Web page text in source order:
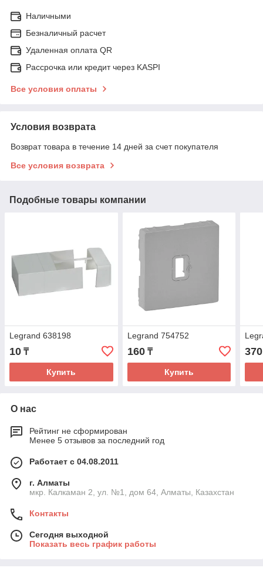
Наличными
Безналичный расчет
Удаленная оплата QR
Рассрочка или кредит через KASPI
Все условия оплаты
Условия возврата
Возврат товара в течение 14 дней за счет покупателя
Все условия возврата
Подобные товары компании
Legrand 638198
10 ₸
Купить
Legrand 754752
160₸
Купить
370
О нас
Рейтинг не сформирован
Менее 5 отзывов за последний год
Работает с 04.08.2011
г. Алматы
мкр. Калкаман 2, ул. №1, дом 64, Алматы, Казахстан
Контакты
Сегодня выходной
Показать весь график работы